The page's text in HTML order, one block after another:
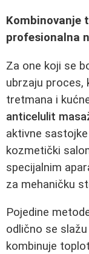
Kombinovanje
profesionalna
Za one koji se
ubrzaju proces,
tretmana i
anticelulit
aktivne
kozmetički
specijalnim
za mehaničku
Pojedine
odlično se
kombinuje